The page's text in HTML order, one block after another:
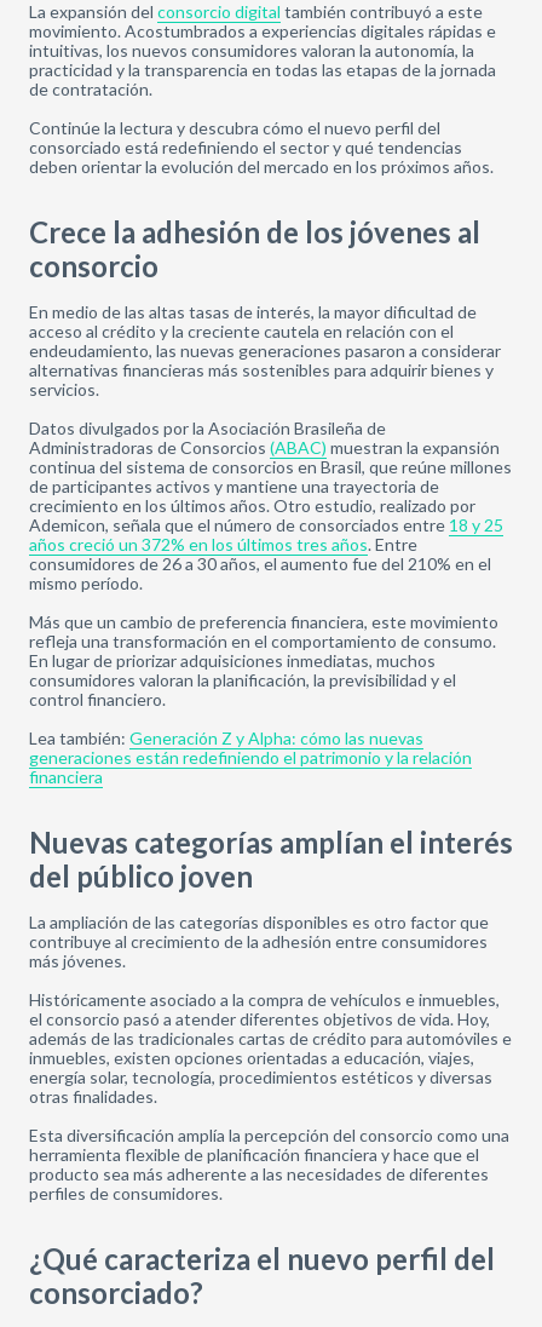
La expansión del consorcio digital también contribuyó a este
movimiento. Acostumbrados a experiencias digitales rápidas e
intuitivas, los nuevos consumidores valoran la autonomía, la
practicidad y la transparencia en todas las etapas de la jornada
de contratación.
Continúe la lectura y descubra cómo el nuevo perfil del
consorciado está redefiniendo el sector y qué tendencias
deben orientar la evolución del mercado en los próximos años.
Crece la adhesión de los jóvenes al
consorcio
En medio de las altas tasas de interés, la mayor dificultad de
acceso al crédito y la creciente cautela en relación con el
endeudamiento, las nuevas generaciones pasaron a considerar
alternativas financieras más sostenibles para adquirir bienes y
servicios.
Datos divulgados por la Asociación Brasileña de
Administradoras de Consorcios (ABAC) muestran la expansión
continua del sistema de consorcios en Brasil, que reúne millones
de participantes activos y mantiene una trayectoria de
crecimiento en los últimos años. Otro estudio, realizado por
Ademicon, señala que el número de consorciados entre 18 y 25
años creció un 372% en los últimos tres años. Entre
consumidores de 26 a 30 años, el aumento fue del 210% en el
mismo período.
Más que un cambio de preferencia financiera, este movimiento
refleja una transformación en el comportamiento de consumo.
En lugar de priorizar adquisiciones inmediatas, muchos
consumidores valoran la planificación, la previsibilidad y el
control financiero.
Lea también: Generación Z y Alpha: cómo las nuevas
generaciones están redefiniendo el patrimonio y la relación
financiera
Nuevas categorías amplían el interés
del público joven
La ampliación de las categorías disponibles es otro factor que
contribuye al crecimiento de la adhesión entre consumidores
más jóvenes.
Históricamente asociado a la compra de vehículos e inmuebles,
el consorcio pasó a atender diferentes objetivos de vida. Hoy,
además de las tradicionales cartas de crédito para automóviles e
inmuebles, existen opciones orientadas a educación, viajes,
energía solar, tecnología, procedimientos estéticos y diversas
otras finalidades.
Esta diversificación amplía la percepción del consorcio como una
herramienta flexible de planificación financiera y hace que el
producto sea más adherente a las necesidades de diferentes
perfiles de consumidores.
¿Qué caracteriza el nuevo perfil del
consorciado?